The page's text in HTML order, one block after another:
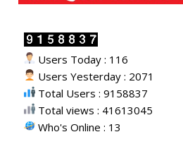
Users Today : 116
Users Yesterday : 2071
Total Users : 9158837
Total views : 41613045
Who's Online : 13